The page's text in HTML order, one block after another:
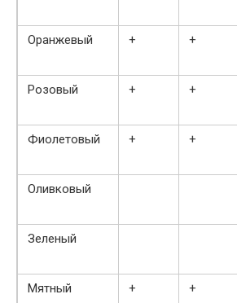
Оранжевый + +
Розовый + +
Фиолетовый + +
Оливковый
Зеленый
Мятный + +